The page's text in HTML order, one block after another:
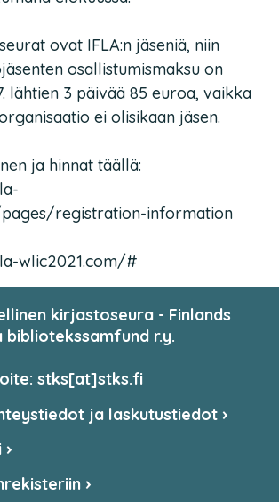
ovat IFLA:n jäseniä, niin
osallistumismaksu on
lähtien 3 päivää 85 euroa, vaikka
ei olisikaan jäsen.
ja hinnat täällä:
registration-information
wlic2021.com/#
kirjastoseura - Finlands
r.y.
stks[at]stks.fi
ja laskutustiedot